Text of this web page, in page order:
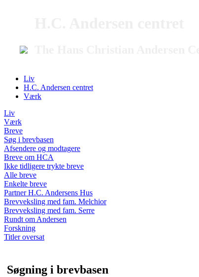
Liv
H.C. Andersen centret
Værk
Liv
Værk
Breve
Søg i brevbasen
Afsendere og modtagere
Breve om HCA
Ikke tidligere trykte breve
Alle breve
Enkelte breve
Partner H.C. Andersens Hus
Brevveksling med fam. Melchior
Brevveksling med fam. Serre
Rundt om Andersen
Forskning
Titler oversat
Søgning i brevbasen